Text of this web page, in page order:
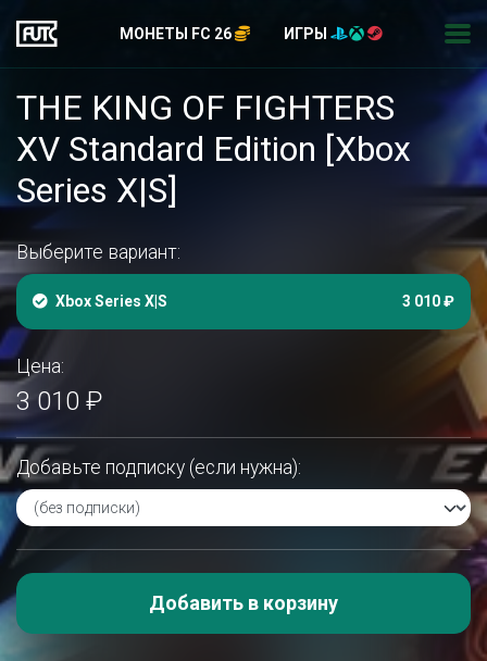
МОНЕТЫ FC 26 ИГРЫ
THE KING OF FIGHTERS
XV Standard Edition [Xbox
Series X|S]
Выберите вариант:
Xbox Series X|S 3 010 ₽
Цена:
3 010 ₽
Добавьте подписку (если нужна):
Добавить в корзину